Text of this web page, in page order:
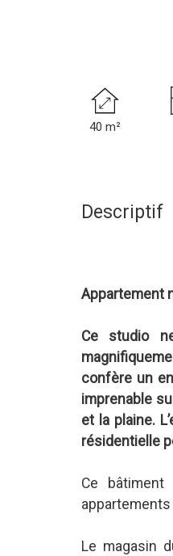
40 m²
Descriptif
Appartement
Ce studio
confère un
imprenable
et la plaine.
résidentielle
Ce
Le magasin